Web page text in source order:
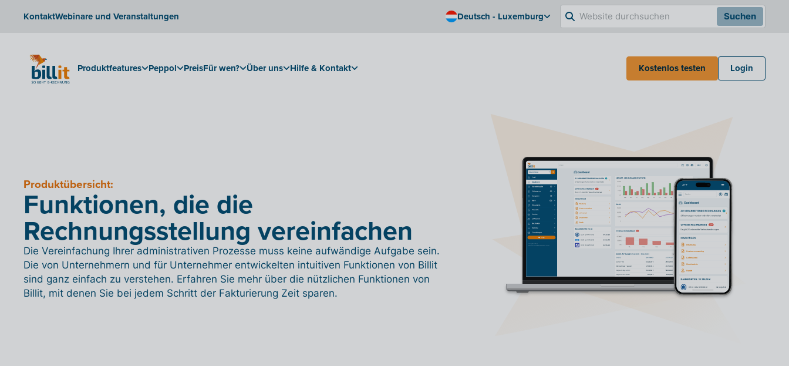
KontaktWebinare und Veranstaltungen Deutsch - Luxemburg Suchen
Produktfeatures Peppol PreisFür wen? Über uns Hilfe & Kontakt Kostenlos testen Login
Produktübersicht:
Funktionen, die die
Rechnungsstellung vereinfachen
Die Vereinfachung Ihrer administrativen Prozesse muss keine aufwändige Aufgabe sein.
Die von Unternehmern und für Unternehmer entwickelten intuitiven Funktionen von Billit
sind ganz einfach zu verstehen. Erfahren Sie mehr über die nützlichen Funktionen von
Billit, mit denen Sie bei jedem Schritt der Fakturierung Zeit sparen.